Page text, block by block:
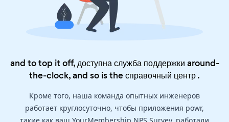
and to top it off, доступна служба поддержки around-
the-clock, and so is theсправочный центр.
Кроме того, наша команда опытных инженеров
работает круглосуточно, чтобы приложения powr,